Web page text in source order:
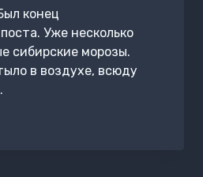
конец
Уже несколько
сибирские морозы.
в воздухе, всюду